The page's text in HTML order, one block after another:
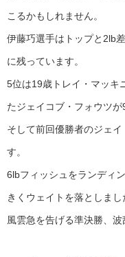
こるかもしれません。
伊藤巧選手はトップと2lb
に残っています。
5位は19歳トレイ・マッキ
たジェイコブ・フォウツが
そして前回優勝者のジェ
す。
6lbフィッシュをランディ
きくウェイトを落としまし
風雲急を告げる準決勝、波